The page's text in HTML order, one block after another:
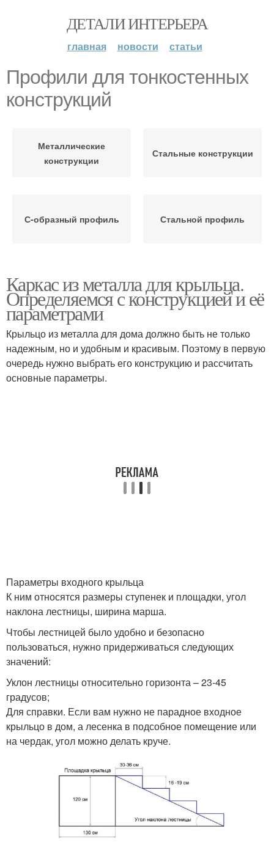
ДЕТАЛИ ИНТЕРЬЕРА
главная новости статьи
Профили для тонкостенных
конструкций
Металлические
конструкции
Стальные конструкции
С-образный профиль Стальной профиль
Каркас из металла для крыльца.
Определяемся с конструкцией и её
параметрами
Крыльцо из металла для дома должно быть не только
надежным, но и удобным и красивым. Поэтому в первую
очередь нужно выбрать его конструкцию и рассчитать
основные параметры.
Параметры входного крыльца
К ним относятся размеры ступенек и площадки, угол
наклона лестницы, ширина марша.
Чтобы лестницей было удобно и безопасно
пользоваться, нужно придерживаться следующих
значений:
Уклон лестницы относительно горизонта – 23-45
градусов;
Для справки. Если вам нужно не парадное входное
крыльцо в дом, а лесенка в подсобное помещение или
на чердак, угол можно делать круче.